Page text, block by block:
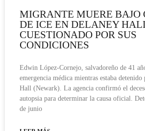
MIGRANTE MUERE BAJO
DE ICE EN DELANEY
CUESTIONADO POR SUS
CONDICIONES
Edwin López-Cornejo, salvadoreño de 41
emergencia médica mientras estaba
Hall (Newark). La agencia confirmó el
autopsia para determinar la causa oficial.
de junio